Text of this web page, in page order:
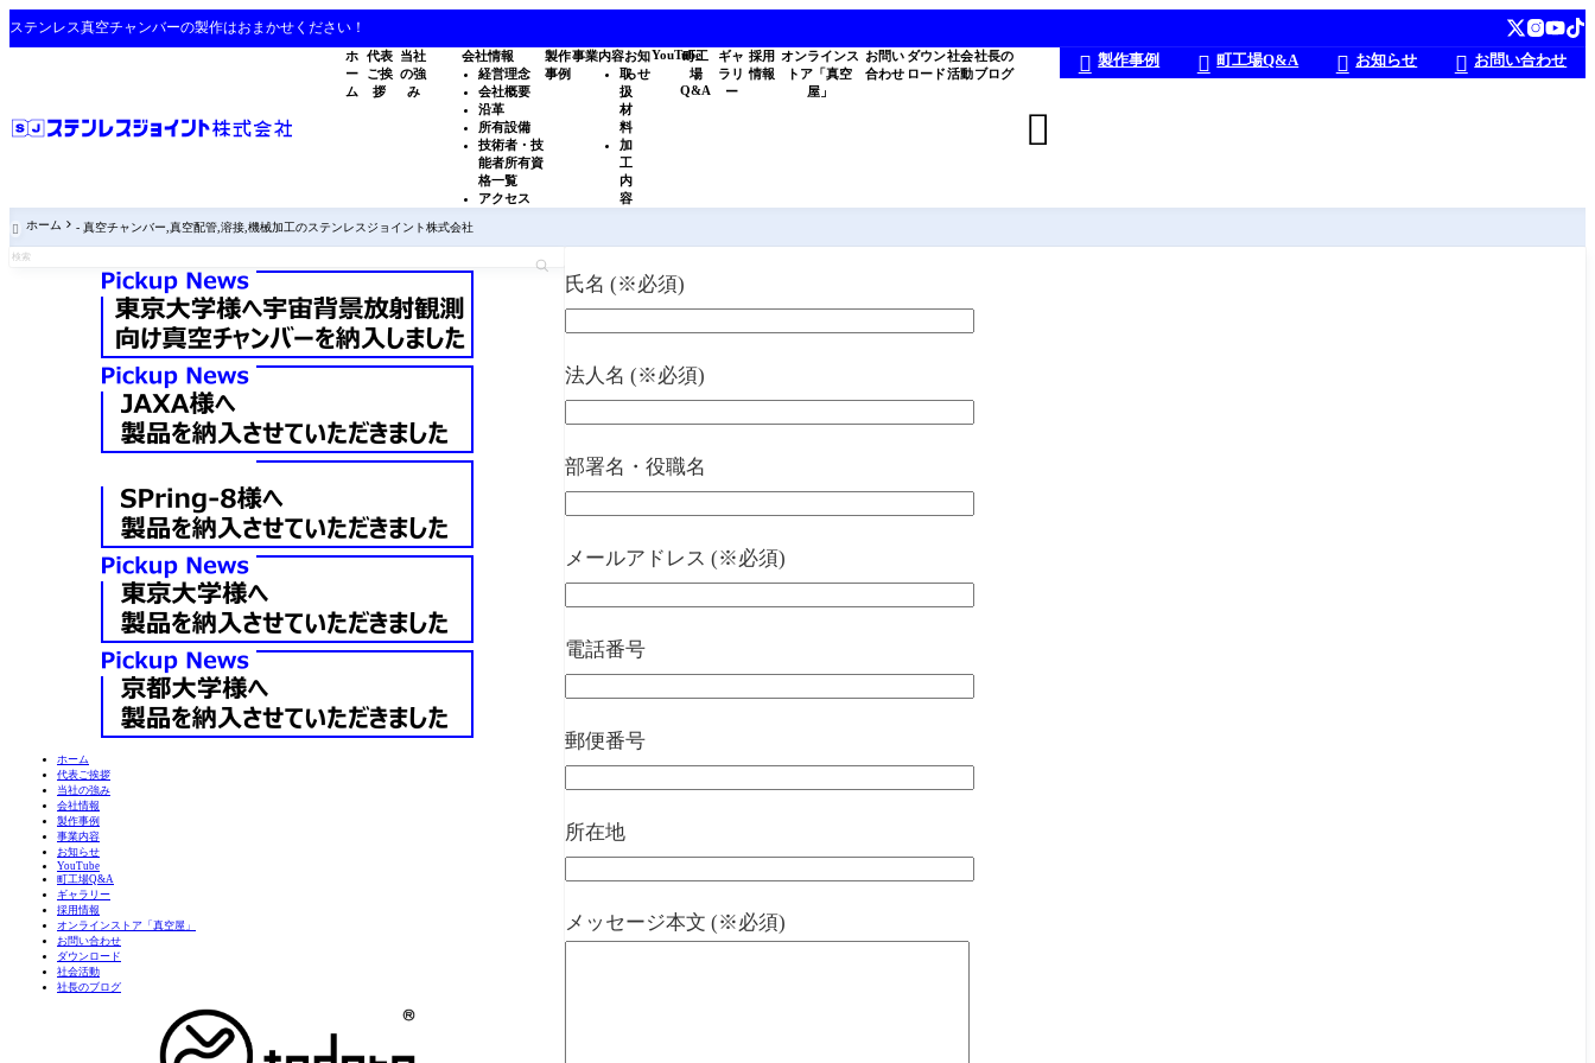
ステンレス真空チャンバーの製作はおまかせください！
ホ
ー
ム
代表
ご挨
拶
当社
の強
み
会社情報
経営理念
会社概要
沿革
所有設備
技術者・技
能者所有資
格一覧
アクセス
製作
事例
事業内容
取
扱
材
料
加
工
内
容
お知
らせ
YouTube
町工
場
Q&A
ギャ
ラリ
ー
採用
情報
オンラインス
トア「真空
屋」
お問い
合わせ
ダウン
ロード
社会
活動
社長の
ブログ

 製作事例  町工場Q&A  お知らせ  お問い合わせ
 ホーム - 真空チャンバー,真空配管,溶接,機械加工のステンレスジョイント株式会社
ホーム
代表ご挨拶
当社の強み
会社情報
製作事例
事業内容
お知らせ
YouTube
町工場Q&A
ギャラリー
採用情報
オンラインストア「真空屋」
お問い合わせ
ダウンロード
社会活動
社長のブログ
氏名 (※必須)
法人名 (※必須)
部署名・役職名
メールアドレス (※必須)
電話番号
郵便番号
所在地
メッセージ本文 (※必須)